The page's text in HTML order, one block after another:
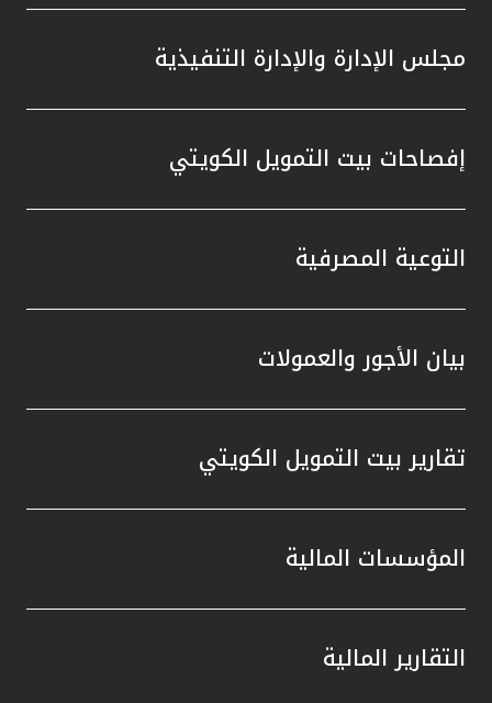
مجلس الإدارة والإدارة التنفيذية
إفصاحات بيت التمويل الكويتي
التوعية المصرفية
بيان الأجور والعمولات
تقارير بيت التمويل الكويتي
المؤسسات المالية
التقارير المالية